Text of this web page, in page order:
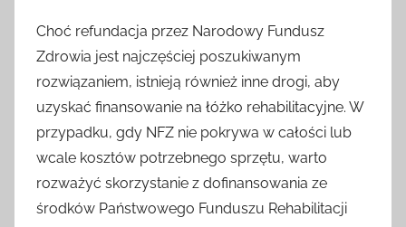
Choć refundacja przez Narodowy Fundusz
Zdrowia jest najczęściej poszukiwanym
rozwiązaniem, istnieją również inne drogi, aby
uzyskać finansowanie na łóżko rehabilitacyjne. W
przypadku, gdy NFZ nie pokrywa w całości lub
wcale kosztów potrzebnego sprzętu, warto
rozważyć skorzystanie z dofinansowania ze
środków Państwowego Funduszu Rehabilitacji